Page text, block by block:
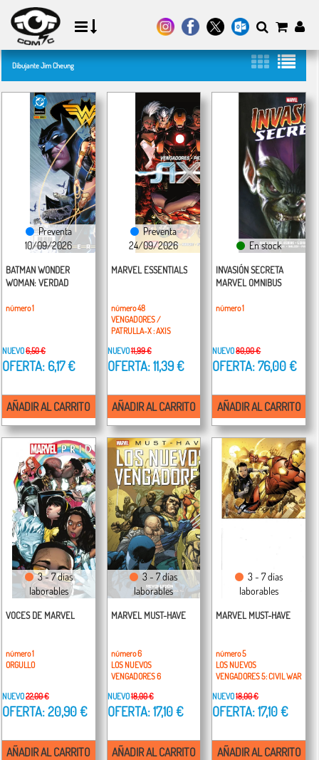
Dibujante Jim Cheung
Preventa
10/09/2026
BATMAN WONDER
WOMAN: VERDAD
número 1
NUEVO6,50 €
OFERTA: 6,17 €
AÑADIR AL CARRITO
Preventa
24/09/2026
MARVEL ESSENTIALS
número 48
VENGADORES /
PATRULLA-X : AXIS
NUEVO11,99 €
OFERTA: 11,39 €
AÑADIR AL CARRITO
En stock
INVASIÓN SECRETA
MARVEL OMNIBUS
número 1
NUEVO80,00 €
OFERTA: 76,00 €
AÑADIR AL CARRITO
3 - 7 días
laborables
VOCES DE MARVEL
número 1
ORGULLO
NUEVO22,00 €
OFERTA: 20,90 €
AÑADIR AL CARRITO
3 - 7 días
laborables
MARVEL MUST-HAVE
número 6
LOS NUEVOS
VENGADORES 6
NUEVO18,00 €
OFERTA: 17,10 €
AÑADIR AL CARRITO
3 - 7 días
laborables
MARVEL MUST-HAVE
número 5
LOS NUEVOS
VENGADORES 5: CIVIL WAR
NUEVO18,00 €
OFERTA: 17,10 €
AÑADIR AL CARRITO